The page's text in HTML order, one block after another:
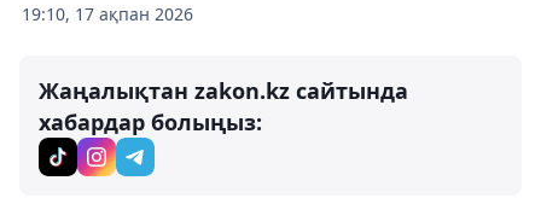
19:10, 17 ақпан 2026
Жаңалықтан zakon.kz сайтында
хабардар болыңыз: